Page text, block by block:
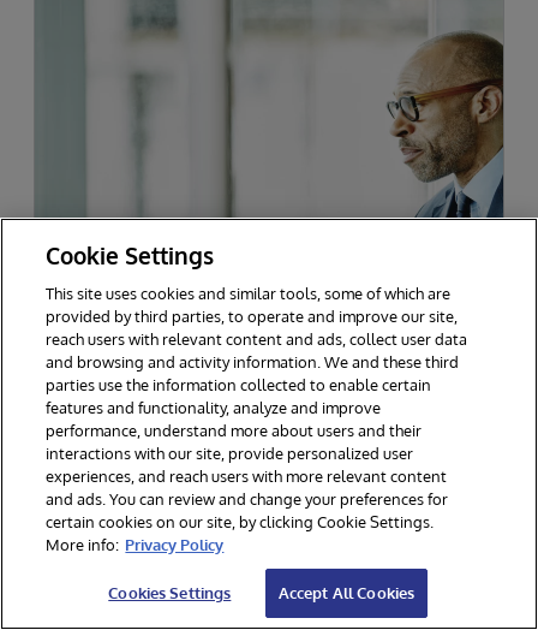
InterSystems Data Studio con
módulo de gestión de activos
Lance nuevos fondos, acelere las iniciativas de
IA y automatice los informes con una plataforma
de datos hecha a medida para las empresas de
gestión de activos
Cookie Settings
This site uses cookies and similar tools, some of which are
provided by third parties, to operate and improve our site,
reach users with relevant content and ads, collect user data
and browsing and activity information. We and these third
parties use the information collected to enable certain
features and functionality, analyze and improve
performance, understand more about users and their
interactions with our site, provide personalized user
experiences, and reach users with more relevant content
and ads. You can review and change your preferences for
certain cookies on our site, by clicking Cookie Settings.
More info: Privacy Policy
Cookies Settings Accept All Cookies